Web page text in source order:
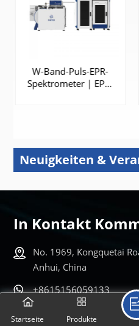
Tisch-EPR-
Spektrometer |
ERFAHREN
Neuigkeiten &
In Kontakt
No. 1969, Kongquetai
Anhui, China
+8615156059133
Startseite Produkte